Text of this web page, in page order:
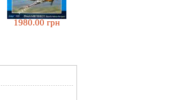
1980.00 грн